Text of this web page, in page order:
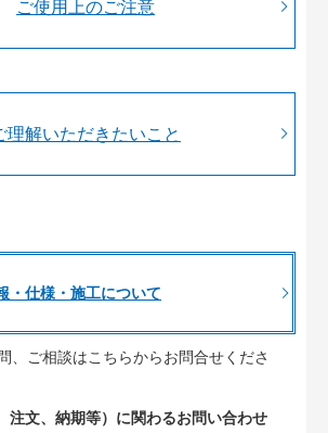
ご使用上のご注意
理解いただきたいこと
・仕様・施工について
、ご相談はこちらからお問合せくださ
注文、納期等）に関わるお問い合わせ